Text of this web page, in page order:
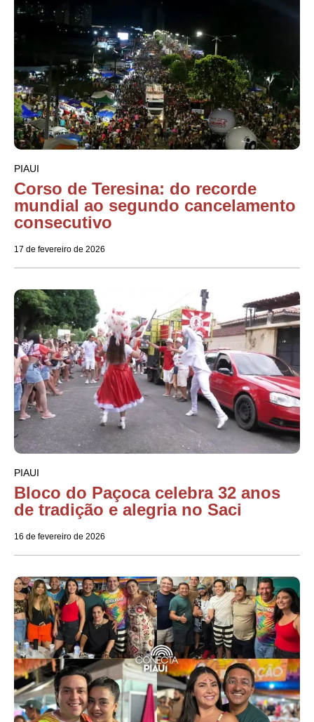
PIAUI
Corso de Teresina: do recorde
mundial ao segundo cancelamento
consecutivo
17 de fevereiro de 2026
PIAUI
Bloco do Paçoca celebra 32 anos
de tradição e alegria no Saci
16 de fevereiro de 2026